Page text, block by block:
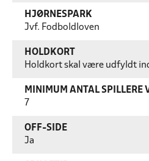
HJØRNESPARK
Jvf. Fodboldloven
HOLDKORT
Holdkort skal være udfyldt
MINIMUM ANTAL SPILLERE
7
OFF-SIDE
Ja